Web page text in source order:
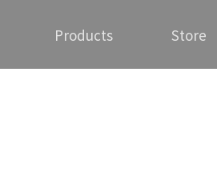
Products Store